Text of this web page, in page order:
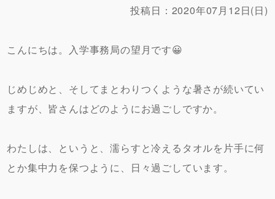
投稿日： 2020年07月12日(日)
こんにちは。入学事務局の望月です😀
じめじめと、そしてまとわりつくような暑さが続いてい
ますが、皆さんはどのようにお過ごしですか。
わたしは、というと、濡らすと冷えるタオルを片手に何
とか集中力を保つように、日々過ごしています。